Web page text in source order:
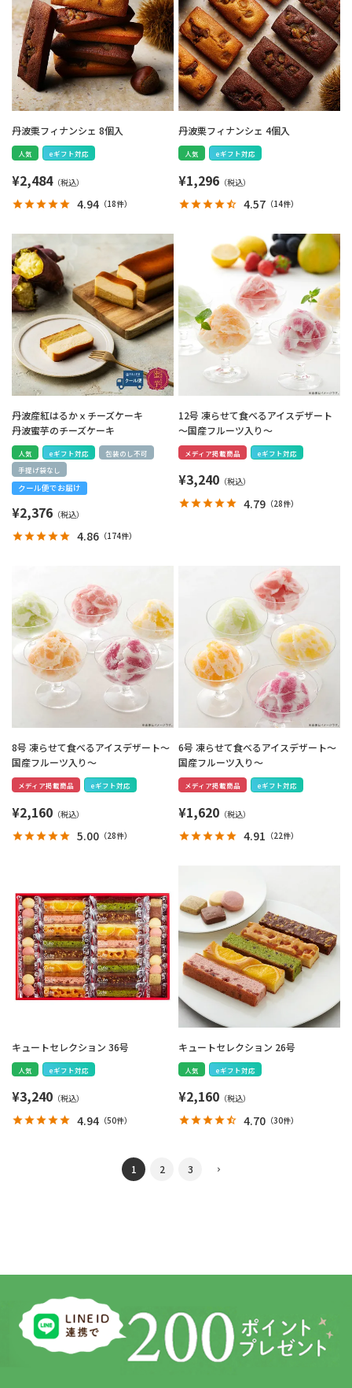
丹波栗フィナンシェ 8個入
人気 eギフト対応
¥2,484
4.94 （18件）
丹波栗フィナンシェ 4個入
人気 eギフト対応
¥1,296
4.57 （14件）
丹波産紅はるかｘチーズケーキ
丹波蜜芋のチーズケーキ
人気 eギフト対応
包装のし不可
手提げ袋なし
クール便でお届け
¥2,376
4.86 （174件）
12号 凍らせて食べるアイスデザート
～国産フルーツ入り～
メディア掲載商品 eギフト対応
¥3,240
4.79 （28件）
8号 凍らせて食べるアイスデザート～
国産フルーツ入り～
メディア掲載商品 eギフト対応
¥2,160
5.00 （28件）
6号 凍らせて食べるアイスデザート～
国産フルーツ入り～
メディア掲載商品 eギフト対応
¥1,620
4.91 （22件）
キュートセレクション 36号
人気 eギフト対応
¥3,240
4.94 （50件）
キュートセレクション 26号
人気 eギフト対応
¥2,160
4.70 （30件）
1 2 3